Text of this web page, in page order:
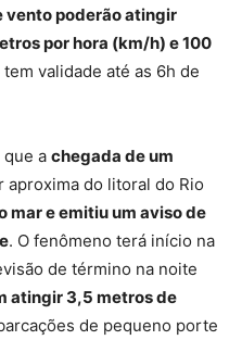
vento poderão atingir
por hora (km/h) e 100
validade até as 6h de
a chegada de um
aproxima do litoral do Rio
mar e emitiu um aviso de
. O fenômeno terá início na
de término na noite
atingir 3,5 metros de
de pequeno porte